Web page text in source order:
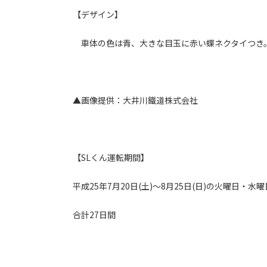
【デザイン】
車体の色は青、大きな目玉に赤い蝶ネクタイつき。
▲画像提供：大井川鐵道株式会社
【SLくん運転期間】
平成25年7月20日(土)～8月25日(日)の火曜日・水曜
合計27日間